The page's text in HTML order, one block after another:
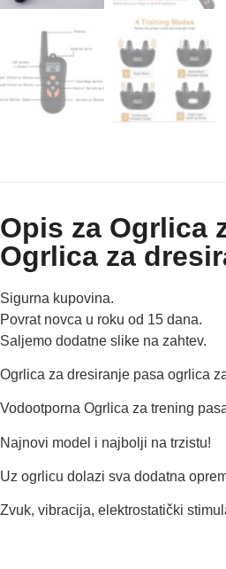
Opis za Ogrlica
Ogrlica za
Sigurna kupovina.
Povrat novca u roku od 15 dana.
Saljemo dodatne slike na zahtev.
Ogrlica za dresiranje pasa ogrlica
Vodootporna Ogrlica za trening
Najnovi model i najbolji na trzistu!
Uz ogrlicu dolazi sva dodatna
Zvuk, vibracija, elektrostatički